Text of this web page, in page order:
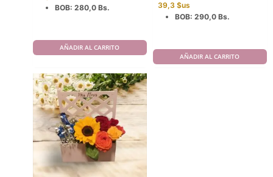
BOB: 280,0 Bs.
AÑADIR AL CARRITO
39,3 $us
BOB: 290,0 Bs.
AÑADIR AL CARRITO